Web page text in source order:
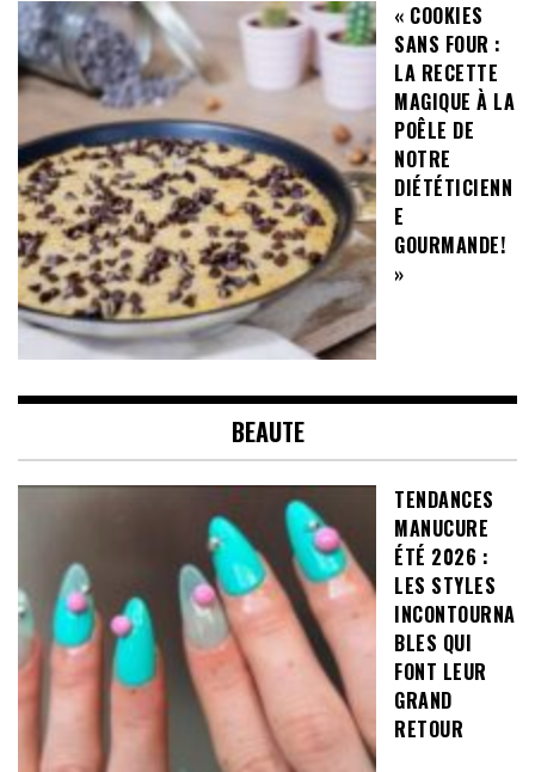
« COOKIES
SANS FOUR :
LA RECETTE
MAGIQUE À LA
POÊLE DE
NOTRE
DIÉTÉTICIENN
E
GOURMANDE!
»
BEAUTE
TENDANCES
MANUCURE
ÉTÉ 2026 :
LES STYLES
INCONTOURNA
BLES QUI
FONT LEUR
GRAND
RETOUR